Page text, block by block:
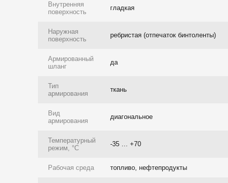
Внутренняя
поверхность
гладкая
Наружная
поверхность
ребристая (отпечаток бинтоленты)
Армированный
шланг
да
Тип
армирования
ткань
Вид
армирования
диагональное
Температурный
режим, °C
-35 … +70
Рабочая среда топливо, нефтепродукты